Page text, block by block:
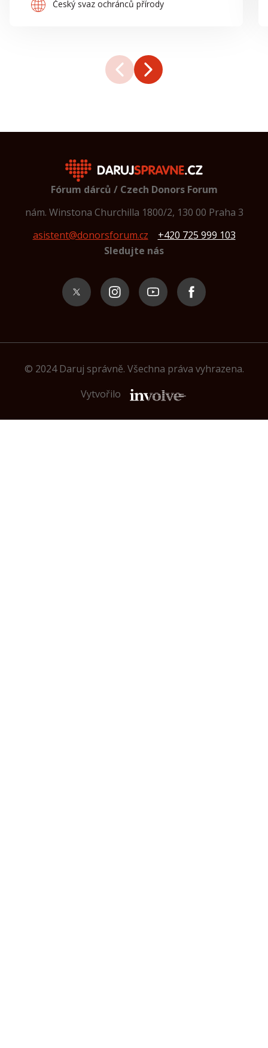
Český svaz ochránců přírody
Fórum dárců / Czech Donors Forum
nám. Winstona Churchilla 1800/2, 130 00 Praha 3
asistent@donorsforum.cz
+420 725 999 103
Sledujte nás
© 2024 Daruj správně. Všechna práva vyhrazena.
Vytvořilo